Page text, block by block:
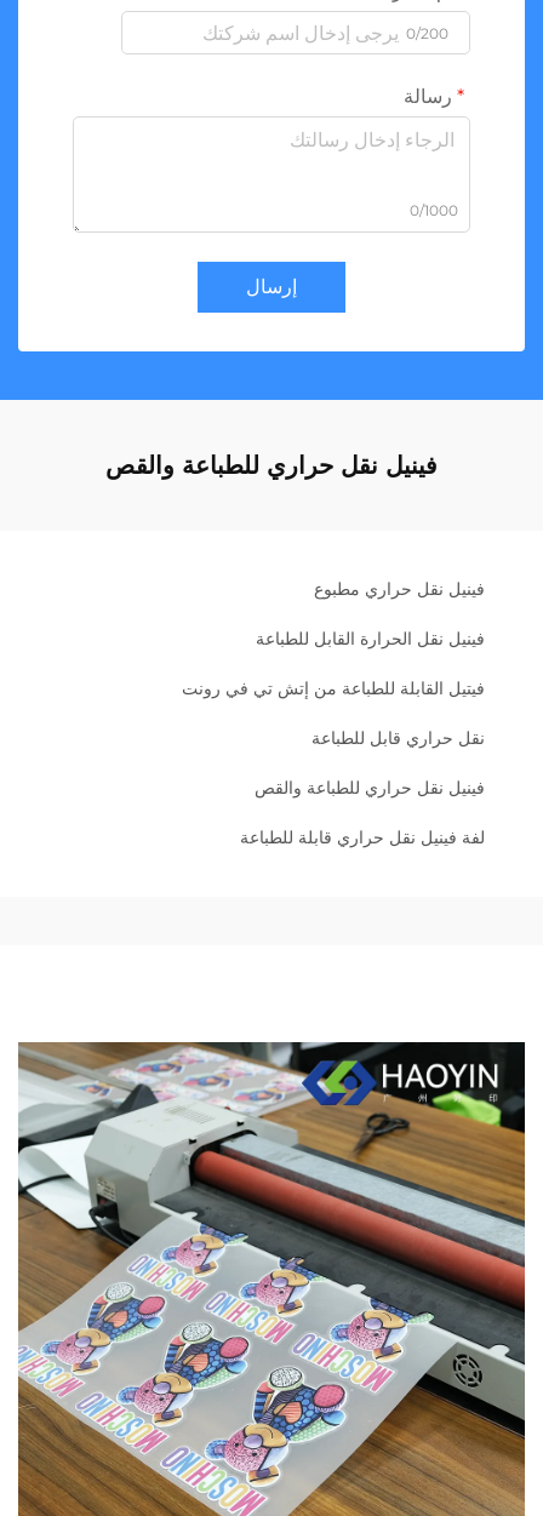
0/200
رسالة
0/1000
إرسال
فينيل نقل حراري للطباعة والقص
فينيل نقل حراري مطبوع
فينيل نقل الحرارة القابل للطباعة
فيتيل القابلة للطباعة من إتش تي في رونت
نقل حراري قابل للطباعة
فينيل نقل حراري للطباعة والقص
لفة فينيل نقل حراري قابلة للطباعة